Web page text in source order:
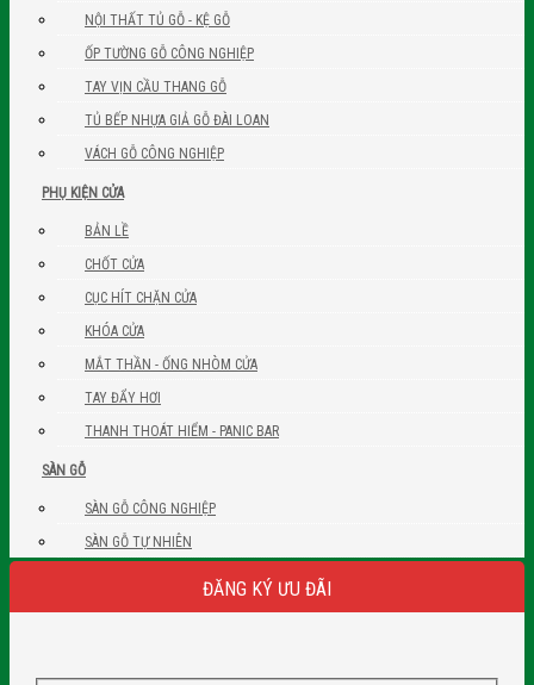
NỘI THẤT TỦ GỖ - KỆ GỖ
ỐP TƯỜNG GỖ CÔNG NGHIỆP
TAY VỊN CẦU THANG GỖ
TỦ BẾP NHỰA GIẢ GỖ ĐÀI LOAN
VÁCH GỖ CÔNG NGHIỆP
PHỤ KIỆN CỬA
BẢN LỀ
CHỐT CỬA
CỤC HÍT CHẶN CỬA
KHÓA CỬA
MẮT THẦN - ỐNG NHÒM CỬA
TAY ĐẨY HƠI
THANH THOÁT HIỂM - PANIC BAR
SÀN GỖ
SÀN GỖ CÔNG NGHIỆP
SÀN GỖ TỰ NHIÊN
ĐĂNG KÝ ƯU ĐÃI